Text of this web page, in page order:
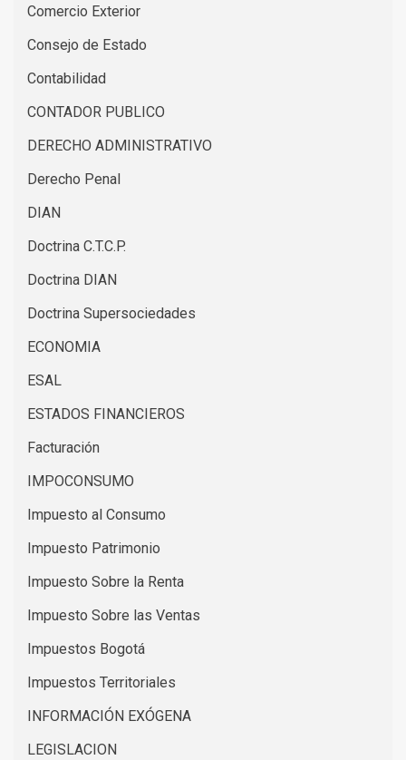
Comercio Exterior
Consejo de Estado
Contabilidad
CONTADOR PUBLICO
DERECHO ADMINISTRATIVO
Derecho Penal
DIAN
Doctrina C.T.C.P.
Doctrina DIAN
Doctrina Supersociedades
ECONOMIA
ESAL
ESTADOS FINANCIEROS
Facturación
IMPOCONSUMO
Impuesto al Consumo
Impuesto Patrimonio
Impuesto Sobre la Renta
Impuesto Sobre las Ventas
Impuestos Bogotá
Impuestos Territoriales
INFORMACIÓN EXÓGENA
LEGISLACION